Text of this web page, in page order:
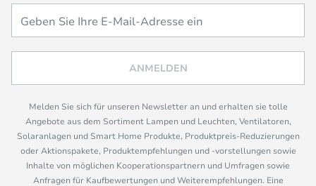
ANMELDEN
Melden Sie sich für unseren Newsletter an und erhalten sie tolle
Angebote aus dem Sortiment Lampen und Leuchten, Ventilatoren,
Solaranlagen und Smart Home Produkte, Produktpreis-Reduzierungen
oder Aktionspakete, Produktempfehlungen und -vorstellungen sowie
Inhalte von möglichen Kooperationspartnern und Umfragen sowie
Anfragen für Kaufbewertungen und Weiterempfehlungen. Eine